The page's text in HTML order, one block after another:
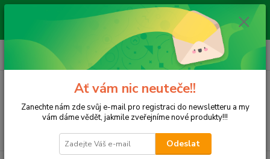
Pokud si nejste jisti, zda náhradní díl pasuje do Vašeho auta, pošlete nám
dotaz s údaji o vozidle, VIN a my Vám to prověříme. Použijte CHAT
vpravo dole nebo e-mail: vyprodejeautodilu@centrum.cz
CZK
+420 792 217 851
(Po-Pá, 9-16 hod.)
0 Kč
Ať vám nic neuteče!!
Zanechte nám zde svůj e-mail pro registraci do newsletteru a my
vám dáme vědět, jakmile zveřejníme nové produkty!!!
Odeslat